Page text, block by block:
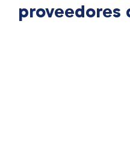
proveedores